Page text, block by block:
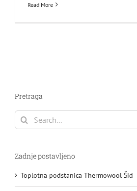
Read More
Pretraga
Search
for:
Zadnje postavljeno
Toplotna podstanica Thermowool Šid